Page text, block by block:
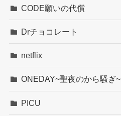
CODE願いの代償
Drチョコレート
netflix
ONEDAY~聖夜のから騒ぎ~
PICU